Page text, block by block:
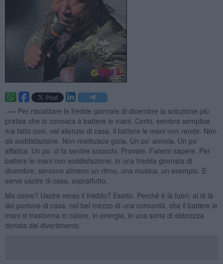
. — Per riscaldare le fredde giornate di dicembre la soluzione più
pratica che io conosca è battere le mani. Certo, sembra semplice
ma fatto così, nel silenzio di casa, il battere le mani non rende. Non
dà soddisfazione. Non restituisce gioia. Un po’ annoia. Un po’
affatica. Un po’ ci fa sentire sciocchi. Provate. Fatemi sapere. Per
battere le mani con soddisfazione, in una fredda giornata di
dicembre, servono almeno un ritmo, una musica, un esempio. E
serve uscire di casa, soprattutto.
Ma come? Uscire verso il freddo? Esatto. Perché è là fuori, al di là
del portone di casa, nel bel mezzo di una comunità, che il battere le
mani si trasforma in calore, in energia, in una sorta di ebbrezza
donata dal divertimento.